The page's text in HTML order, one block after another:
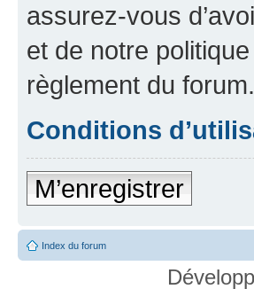
assurez-vous
et de notre
règlement du forum.
Conditions
M’enregistrer
Index du forum